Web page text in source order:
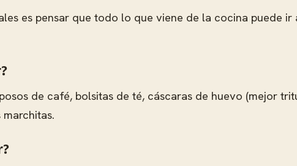
es pensar que todo lo que viene de la cocina puede
de café, bolsitas de té, cáscaras de huevo (mejor